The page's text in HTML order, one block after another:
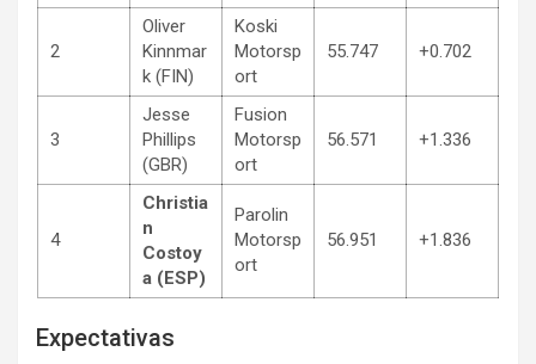
2
Oliver
Kinnmar
k (FIN)
Koski
Motorsp
ort
55.747 +0.702
3
Jesse
Phillips
(GBR)
Fusion
Motorsp
ort
56.571 +1.336
4
Christia
n
Costoy
a (ESP)
Parolin
Motorsp
ort
56.951 +1.836
Expectativas